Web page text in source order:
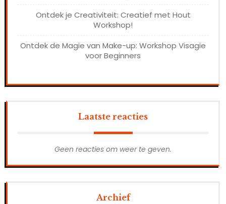
Ontdek je Creativiteit: Creatief met Hout
Workshop!
Ontdek de Magie van Make-up: Workshop Visagie
voor Beginners
Laatste reacties
Geen reacties om weer te geven.
Archief